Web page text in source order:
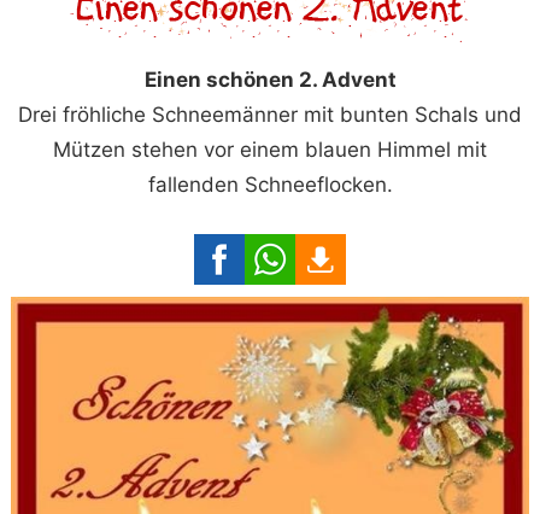
Einen schönen 2. Advent
Drei fröhliche Schneemänner mit bunten Schals und
Mützen stehen vor einem blauen Himmel mit
fallenden Schneeflocken.